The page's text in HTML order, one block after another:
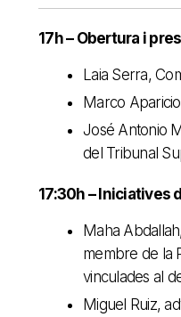
17h – Obertura i
Laia Serra,
Marco
José Antonio
del Tribunal
17:30h – Iniciatives
Maha
membre de la
vinculades al
Miguel Ruiz,